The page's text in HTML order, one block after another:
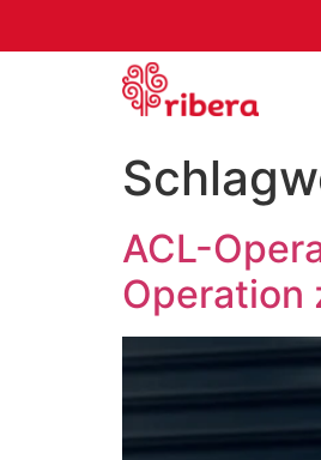
ACL-
Operation